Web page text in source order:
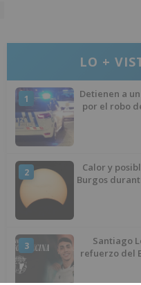
LO +
1
Detienen a
por el robo
2
Calor y
Burgos
3
Santiago
refuerzo del